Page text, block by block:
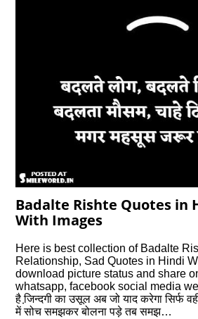
Badalte Rishte Quotes in
With Images
Here is best collection of Badalte
Relationship, Sad Quotes in Hindi
download picture status and share
whatsapp, facebook social media
है जि़न्‍दगी का उसूल अब जो याद करेगा सिर्फ
में सोच समझकर बोलना पड़े तब समझ…